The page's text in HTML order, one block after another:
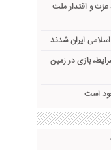
و اقتدار ملت
ایران شدند
بازی در زمین
خود است